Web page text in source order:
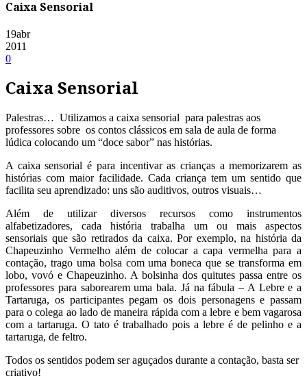
Caixa Sensorial
19abr
2011
0
Caixa Sensorial
Palestras… Utilizamos a caixa sensorial para palestras aos
professores sobre os contos clássicos em sala de aula de forma
lúdica colocando um “doce sabor” nas histórias.
A caixa sensorial é para incentivar as crianças a memorizarem as
histórias com maior facilidade. Cada criança tem um sentido que
facilita seu aprendizado: uns são auditivos, outros visuais…
Além de utilizar diversos recursos como instrumentos
alfabetizadores, cada história trabalha um ou mais aspectos
sensoriais que são retirados da caixa. Por exemplo, na história da
Chapeuzinho Vermelho além de colocar a capa vermelha para a
contação, trago uma bolsa com uma boneca que se transforma em
lobo, vovó e Chapeuzinho. A bolsinha dos quitutes passa entre os
professores para saborearem uma bala. Já na fábula – A Lebre e a
Tartaruga, os participantes pegam os dois personagens e passam
para o colega ao lado de maneira rápida com a lebre e bem vagarosa
com a tartaruga. O tato é trabalhado pois a lebre é de pelinho e a
tartaruga, de feltro.
Todos os sentidos podem ser aguçados durante a contação, basta ser
criativo!